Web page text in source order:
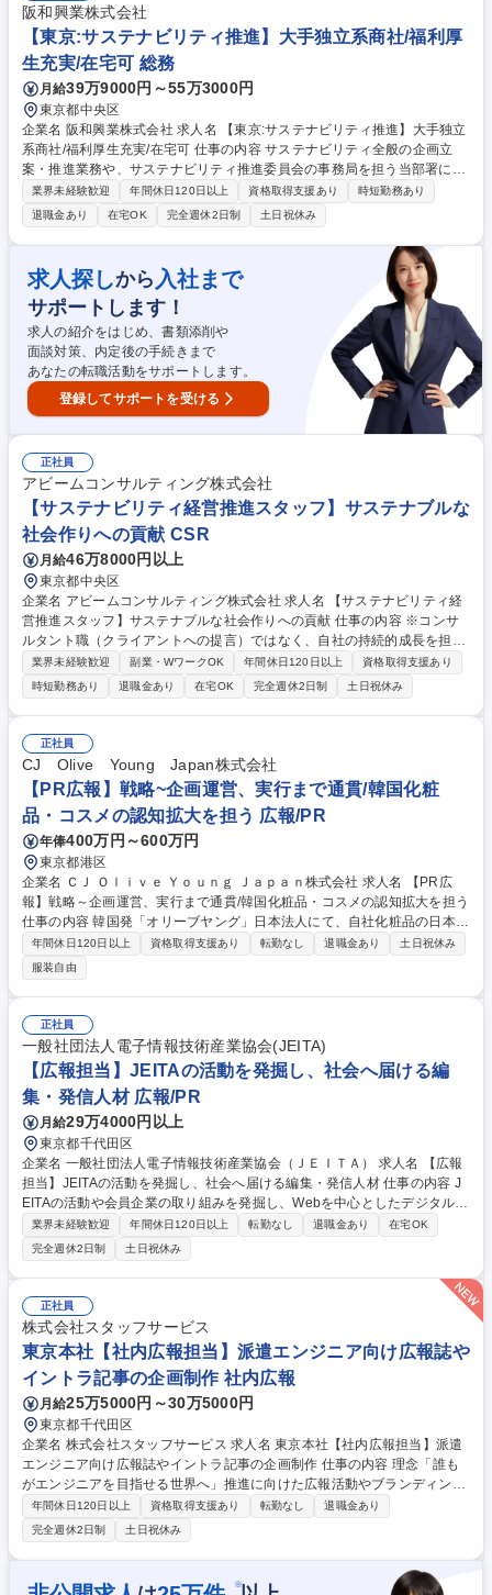
阪和興業株式会社
【東京:サステナビリティ推進】大手独立系商社/福利厚
生充実/在宅可 総務
月給39万9000円～55万3000円
東京都中央区
企業名 阪和興業株式会社 求人名 【東京:サステナビリティ推進】大手独立
系商社/福利厚生充実/在宅可 仕事の内容 サステナビリティ全般の企画立
案・推進業務や、サステナビリティ推進委員会の事務局を担う当部署に
て、ご経験に応じて、以下の業務をお任せします。 【具体的には】■マテ
リアリティに関する業務（KPIの設定及び管理など） ■ESG評価対応に関
する業務（FTSE、MSCI、CDPなど） ■統合報告書作成に関する業務（構
成立案、コンテンツ制作、校正・英訳対応など） ■脱炭素に関する業務
（Scope1/2/3の算定、移行計画の策定、削減活動の推進、TCFD対応な
ど） ■人権尊重に関する業務（人権DDの体制構築・推進など）など 募集
職種 【東京:サステナビリティ推進】大手独立系商社/福利厚生充実/在宅可
業界未経験歓迎 年間休日120日以上 資格取得支援あり
時短勤務あり
退職金あり
在宅OK 完全週休2日制 土日祝休み
求人探しから 入社まで
サポートします！
求人の紹介をはじめ、書類添削や
面談対策、内定後の手続きまで
あなたの転職活動をサポートします。
登録してサポートを受ける
正社員
アビームコンサルティング株式会社
【サステナビリティ経営推進スタッフ】サステナブルな
社会作りへの貢献 CSR
月給46万8000円以上
東京都中央区
企業名 アビームコンサルティング株式会社 求人名 【サステナビリティ経
営推進スタッフ】サステナブルな社会作りへの貢献 仕事の内容 ※コンサ
ルタント職（クライアントへの提言）ではなく、自社の持続的成長を担う
バックオフィス職です。※下記業務の中から、まずご経験のある業務から
関わっていただき、徐々に担当領域の幅を広げていただきます。 ■報告書
（統合報告書・サステナビリティ報告書）の制作実務・進行管理（原稿作
成、関連部署の取材・素材収集、制作スケジュール管理等）■サステナビ
リティ戦略の社内浸透（インナーコミュニケーション）の実行（研修コン
テンツ作成やニュースレターの企画・執筆・運用）■社外向け情報発信の
運用・アップデート（ウェブサイトのコンテンツ更新、発信済情報の整合
性チェック）■国内外のサステナビリティ動向の調査・ストック 募集職種
【サステナビリティ経営推進スタッフ】サステナブルな社会作りへの貢献
業界未経験歓迎 副業・WワークOK 年間休日120日以上
資格取得支援あり
時短勤務あり
退職金あり 在宅OK 完全週休2日制 土日祝休み
正社員
CJ Olive Young Japan株式会社
【PR広報】戦略~企画運営、実行まで通貫/韓国化粧
品・コスメの認知拡大を担う 広報/PR
年俸400万円～600万円
東京都港区
企業名 ＣＪ Ｏｌｉｖｅ Ｙｏｕｎｇ Ｊａｐａｎ株式会社 求人名 【PR広
報】戦略～企画運営、実行まで通貫/韓国化粧品・コスメの認知拡大を担う
仕事の内容 韓国発「オリーブヤング」日本法人にて、自社化粧品の日本認
知拡大のため、PR戦略立案から実行まで一気通貫でお任せします。他部
署と連携し、フルファンネルでマーケティングを推進するコアメンバーで
す。 【詳細】■市場トレンドを捉えた新しいPR戦略の立案・実行 ■各種メ
ディアへのアプローチ、記者発表会の企画・運営 ■美容家・KOLリストの
新規開拓、ギフティング設計 ■プレスリリース作成・配信、広告換算費等
の効果検証 ■商品・SNSチームと連携したPR文脈の設計・勉強会開催 ■韓
国本社の情報（資料読み込み等）の早期キャッチアップ ■ベスコス受賞に
向けた戦略的仕込みと二次利用への展開 募集職種 【PR広報】戦略～企画
運営、実行まで通貫/韓国化粧品・コスメの認知拡大を担う
年間休日120日以上 資格取得支援あり 転勤なし 退職金あり
土日祝休み
服装自由
正社員
一般社団法人電子情報技術産業協会(JEITA)
【広報担当】JEITAの活動を発掘し、社会へ届ける編
集・発信人材 広報/PR
月給29万4000円以上
東京都千代田区
企業名 一般社団法人電子情報技術産業協会（ＪＥＩＴＡ） 求人名 【広報
担当】JEITAの活動を発掘し、社会へ届ける編集・発信人材 仕事の内容 J
EITAの活動や会員企業の取り組みを発掘し、Webを中心としたデジタルチ
ャネルを活用して社会へ発信する業務をお任せします。 JEITAには、AI、
半導体、GX、デジタル政策、スタートアップ連携など、日本の産業競争
力に関わる多様な活動があります。本ポジションでは、それらの活動の中
から社会に伝えるべきテーマを発掘し、企画・取材・編集・発信まで一貫
して担っていただきます。 ※具体的な業務内容は備考欄を参照ください。
募集職種 【広報担当】JEITAの活動を発掘し、社会へ届ける編集・発信人
材
業界未経験歓迎 年間休日120日以上 転勤なし 退職金あり
在宅OK
完全週休2日制
土日祝休み
正社員
株式会社スタッフサービス
東京本社【社内広報担当】派遣エンジニア向け広報誌や
イントラ記事の企画制作 社内広報
月給25万5000円～30万5000円
東京都千代田区
企業名 株式会社スタッフサービス 求人名 東京本社【社内広報担当】派遣
エンジニア向け広報誌やイントラ記事の企画制作 仕事の内容 理念「誰も
がエンジニアを目指せる世界へ」推進に向けた広報活動やブランディング
を強化のため、派遣エンジニア向け広報誌やイントラ記事作成を中心に、
取材・イベント企画など広報・宣伝業務全般をお任せします。 ・社内広報
誌の作成（月1回/常用型派遣で勤務する派遣エンジニア向け） ・社内イン
トラネット記事の作成（月3回程度） ・従業員に対する事業方針や施策の
広報活動 ・広報・宣伝全般（取材・問合せ対応、イベント企画・実施等）
年間休日120日以上 資格取得支援あり 転勤なし
退職金あり
完全週休2日制
土日祝休み
※